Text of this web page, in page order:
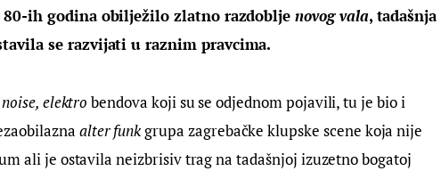
80-ih godina obilježilo zlatno razdoblje novog vala, tadašnja
se razvijati u raznim pravcima.
elektro bendova koji su se odjednom pojavili, tu je bio i
alter funk grupa zagrebačke klupske scene koja nije
ali je ostavila neizbrisiv trag na tadašnjoj izuzetno bogatoj